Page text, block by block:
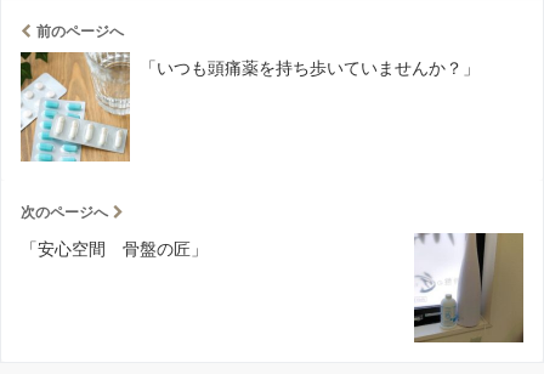
前のページへ
「いつも頭痛薬を持ち歩いていませんか？」
次のページへ
「安心空間 骨盤の匠」